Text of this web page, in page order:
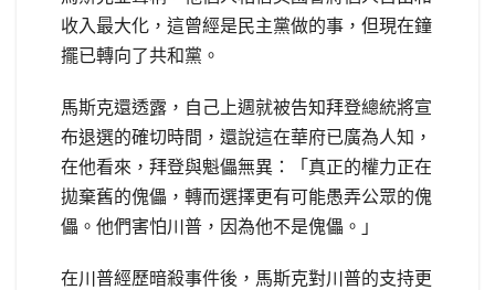
收入最大化，這曾經是民主黨做的事，但現在鐘
擺已轉向了共和黨。
馬斯克還透露，自己上週就被告知拜登總統將宣
布退選的確切時間，還說這在華府已廣為人知，
在他看來，拜登與魁儡無異：「真正的權力正在
拋棄舊的傀儡，轉而選擇更有可能愚弄公眾的傀
儡。他們害怕川普，因為他不是傀儡。」
在川普經歷暗殺事件後，馬斯克對川普的支持更